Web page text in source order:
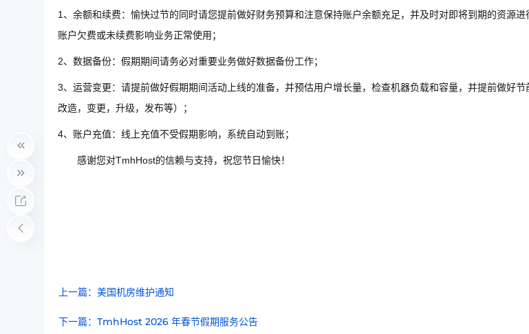
1、余额和续费：愉快过节的同时请您提前做好财务预算和注意保持账户余额充足，并及时对即将到期的资源
账户欠费或未续费影响业务正常使用；
2、数据备份：假期期间请务必对重要业务做好数据备份工作；
3、运营变更：请提前做好假期期间活动上线的准备，并预估用户增长量，检查机器负载和容量，并提前做好节
改造，变更，升级，发布等）；
4、账户充值：线上充值不受假期影响，系统自动到账；
感谢您对TmhHost的信赖与支持，祝您节日愉快！
上一篇：美国机房维护通知
下一篇：TmhHost 2026 年春节假期服务公告